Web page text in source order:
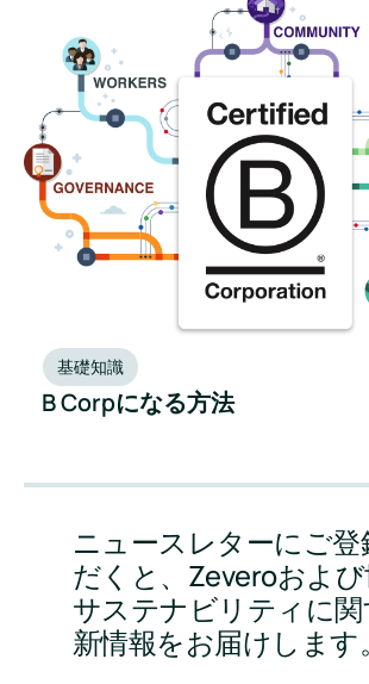
基礎知識
B Corpになる方法
ニュースレターにご登
だくと、Zeveroおよ
サステナビリティに
新情報をお届けします。